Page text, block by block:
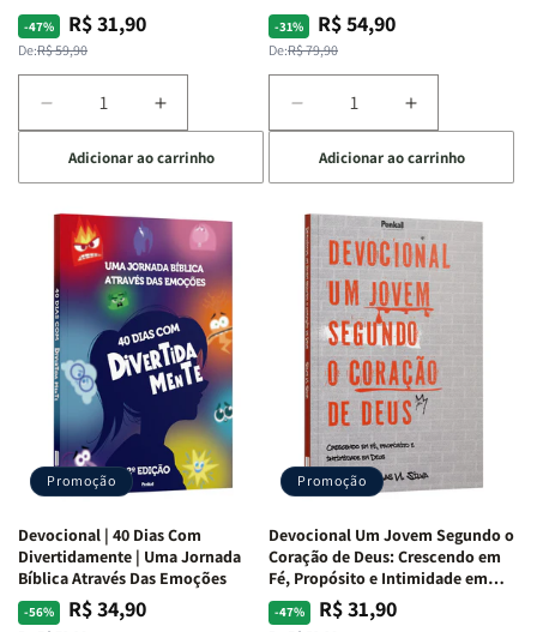
-47%
Preço
normal
De:R$ 59,90
Preço
promocional
R$ 31,90
Diminuir
a
quantidade
de
Devocional
Quarto
de
Guerra
Isabelle
S.
Alves
Aumentar
a
quantidade
de
Devocional
Quarto
de
Guerra
|
Isabelle
S.
Alves
Adicionar ao carrinho
-31%
Preço
normal
De:R$ 79,90
Preço
promocional
R$ 54,90
Diminuir
a
quantidade
de
Devocional
Café
com
Mulheres
da
Bíblia
Equipe
Teológica
Penkal
Aumentar
a
quantidade
de
Devocional
Café
com
Mulheres
da
Bíblia
|
Equipe
Teológica
Penkal
Adicionar ao carrinho
Promoção
Devocional | 40 Dias Com
Divertidamente | Uma Jornada
Bíblica Através Das Emoções
-56%
Preço
PreçoR$ 34,90
Promoção
Devocional Um Jovem Segundo o
Coração de Deus: Crescendo em
Fé, Propósito e Intimidade em
Deus
-47%
Preço
PreçoR$ 31,90